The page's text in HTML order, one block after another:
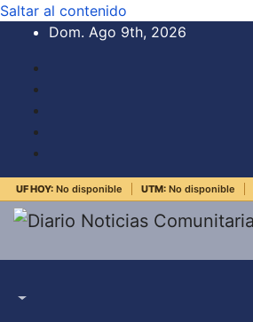
Saltar al contenido
Dom. Ago 9th, 2026
UF HOY: No disponible UTM: No disponible